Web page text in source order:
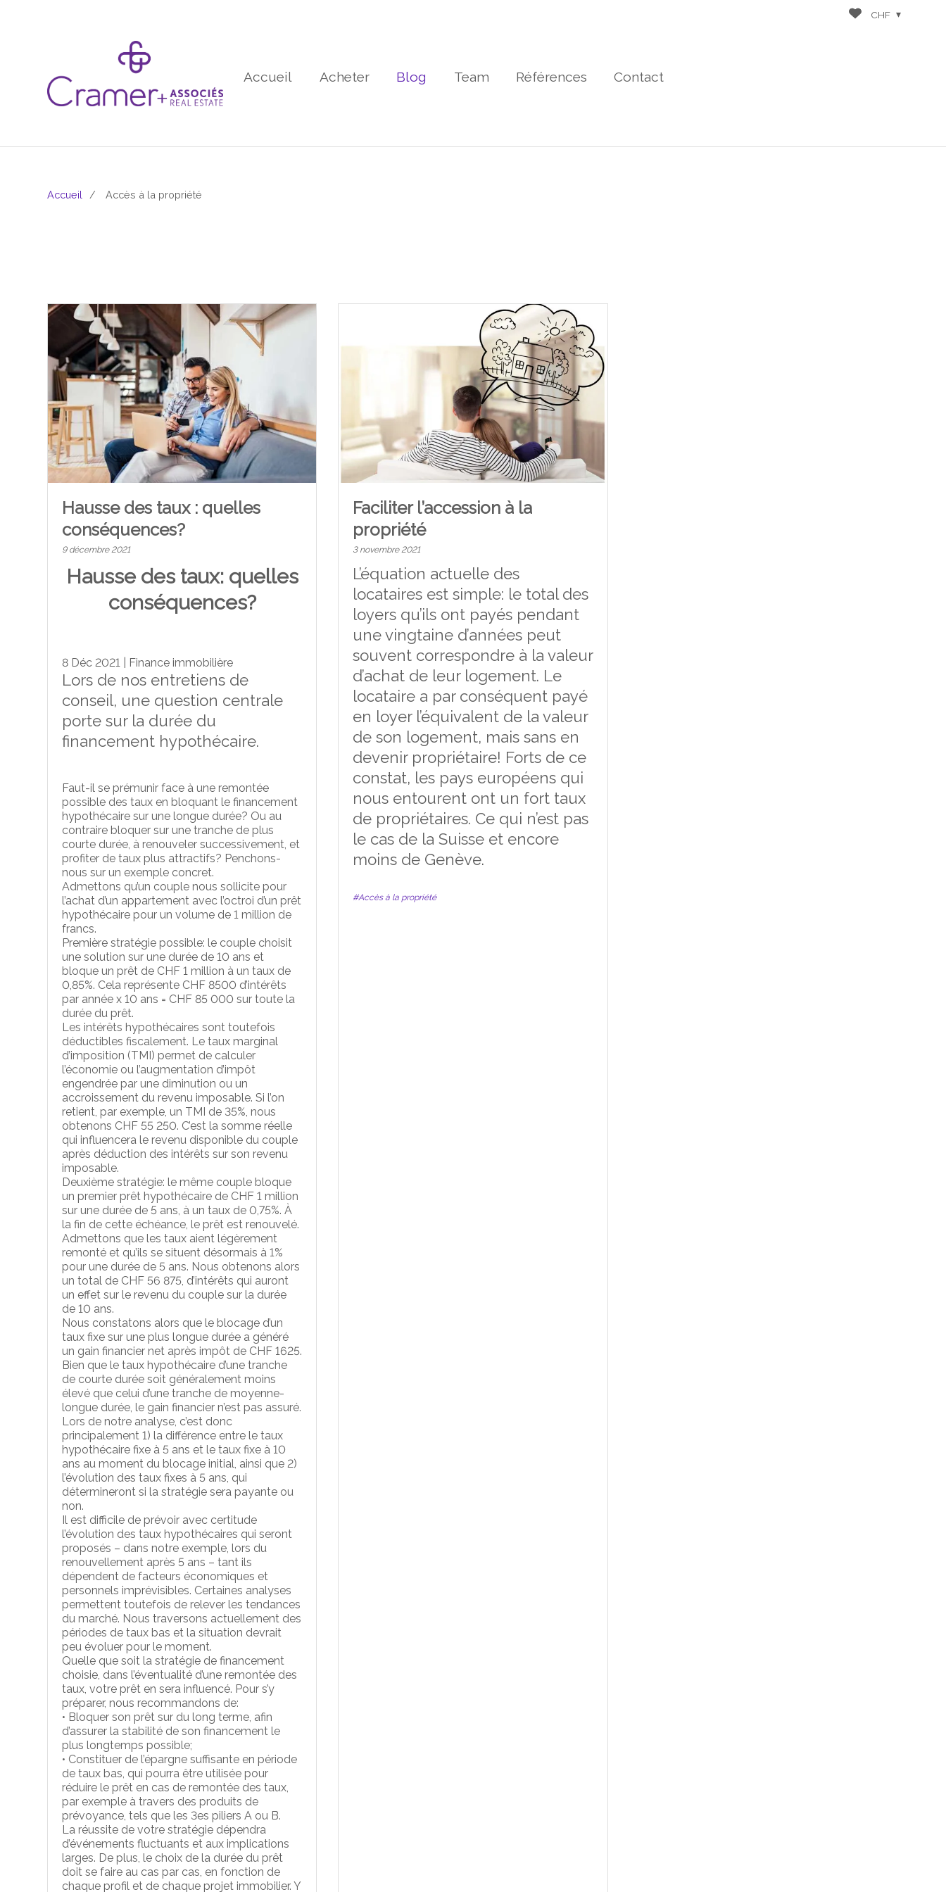
Accueil Acheter Blog Team Références Contact
CHF
Accueil Accès à la propriété
Hausse des taux : quelles
conséquences?
9 décembre 2021
Hausse des taux: quelles
conséquences?
8 Déc 2021 | Finance immobilière
Lors de nos entretiens de
conseil, une question centrale
porte sur la durée du
financement hypothécaire.
Faut-il se prémunir face à une remontée
possible des taux en bloquant le financement
hypothécaire sur une longue durée? Ou au
contraire bloquer sur une tranche de plus
courte durée, à renouveler successivement, et
profiter de taux plus attractifs? Penchons-
nous sur un exemple concret.
Admettons qu’un couple nous sollicite pour
l’achat d’un appartement avec l’octroi d’un prêt
hypothécaire pour un volume de 1 million de
francs.
Première stratégie possible: le couple choisit
une solution sur une durée de 10 ans et
bloque un prêt de CHF 1 million à un taux de
0,85%. Cela représente CHF 8500 d’intérêts
par année x 10 ans = CHF 85 000 sur toute la
durée du prêt.
Les intérêts hypothécaires sont toutefois
déductibles fiscalement. Le taux marginal
d’imposition (TMI) permet de calculer
l’économie ou l’augmentation d’impôt
engendrée par une diminution ou un
accroissement du revenu imposable. Si l’on
retient, par exemple, un TMI de 35%, nous
obtenons CHF 55 250. C’est la somme réelle
qui influencera le revenu disponible du couple
après déduction des intérêts sur son revenu
imposable.
Deuxième stratégie: le même couple bloque
un premier prêt hypothécaire de CHF 1 million
sur une durée de 5 ans, à un taux de 0,75%. À
la fin de cette échéance, le prêt est renouvelé.
Admettons que les taux aient légèrement
remonté et qu’ils se situent désormais à 1%
pour une durée de 5 ans. Nous obtenons alors
un total de CHF 56 875, d’intérêts qui auront
un effet sur le revenu du couple sur la durée
de 10 ans.
Nous constatons alors que le blocage d’un
taux fixe sur une plus longue durée a généré
un gain financier net après impôt de CHF 1625.
Bien que le taux hypothécaire d’une tranche
de courte durée soit généralement moins
élevé que celui d’une tranche de moyenne-
longue durée, le gain financier n’est pas assuré.
Lors de notre analyse, c’est donc
principalement 1) la différence entre le taux
hypothécaire fixe à 5 ans et le taux fixe à 10
ans au moment du blocage initial, ainsi que 2)
l’évolution des taux fixes à 5 ans, qui
détermineront si la stratégie sera payante ou
non.
Il est difficile de prévoir avec certitude
l’évolution des taux hypothécaires qui seront
proposés – dans notre exemple, lors du
renouvellement après 5 ans – tant ils
dépendent de facteurs économiques et
personnels imprévisibles. Certaines analyses
permettent toutefois de relever les tendances
du marché. Nous traversons actuellement des
périodes de taux bas et la situation devrait
peu évoluer pour le moment.
Quelle que soit la stratégie de financement
choisie, dans l’éventualité d’une remontée des
taux, votre prêt en sera influencé. Pour s’y
préparer, nous recommandons de:
• Bloquer son prêt sur du long terme, afin
d’assurer la stabilité de son financement le
plus longtemps possible;
• Constituer de l’épargne suffisante en période
de taux bas, qui pourra être utilisée pour
réduire le prêt en cas de remontée des taux,
par exemple à travers des produits de
prévoyance, tels que les 3es piliers A ou B.
La réussite de votre stratégie dépendra
d’événements fluctuants et aux implications
larges. De plus, le choix de la durée du prêt
doit se faire au cas par cas, en fonction de
chaque profil et de chaque projet immobilier. Y
Faciliter l’accession à la
propriété
3 novembre 2021
L’équation actuelle des
locataires est simple: le total des
loyers qu’ils ont payés pendant
une vingtaine d’années peut
souvent correspondre à la valeur
d’achat de leur logement. Le
locataire a par conséquent payé
en loyer l’équivalent de la valeur
de son logement, mais sans en
devenir propriétaire! Forts de ce
constat, les pays européens qui
nous entourent ont un fort taux
de propriétaires. Ce qui n’est pas
le cas de la Suisse et encore
moins de Genève.
#Accès à la propriété